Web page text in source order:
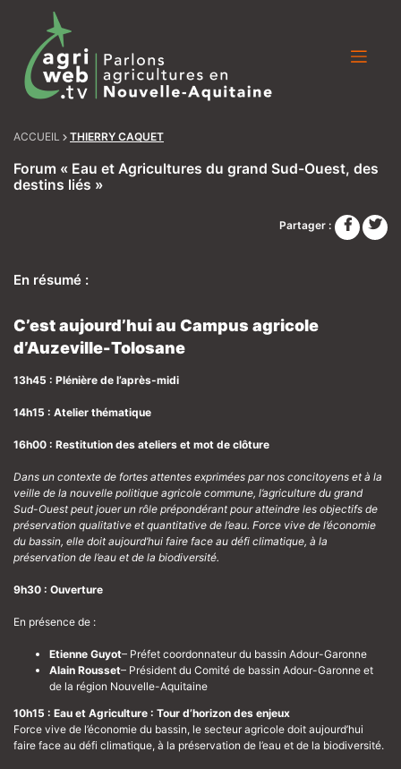
ACCUEIL THIERRY CAQUET
Forum « Eau et Agricultures du grand Sud-Ouest, des
destins liés »
Partager :
En résumé :
C’est aujourd’hui au Campus agricole
d’Auzeville-Tolosane
13h45 : Plénière de l’après-midi
14h15 : Atelier thématique
16h00 : Restitution des ateliers et mot de clôture
Dans un contexte de fortes attentes exprimées par nos concitoyens et à la
veille de la nouvelle politique agricole commune, l’agriculture du grand
Sud-Ouest peut jouer un rôle prépondérant pour atteindre les objectifs de
préservation qualitative et quantitative de l’eau. Force vive de l’économie
du bassin, elle doit aujourd’hui faire face au défi climatique, à la
préservation de l’eau et de la biodiversité.
9h30 : Ouverture
En présence de :
Etienne Guyot– Préfet coordonnateur du bassin Adour-Garonne
Alain Rousset– Président du Comité de bassin Adour-Garonne et
de la région Nouvelle-Aquitaine
10h15 : Eau et Agriculture : Tour d’horizon des enjeux
Force vive de l’économie du bassin, le secteur agricole doit aujourd’hui
faire face au défi climatique, à la préservation de l’eau et de la biodiversité.